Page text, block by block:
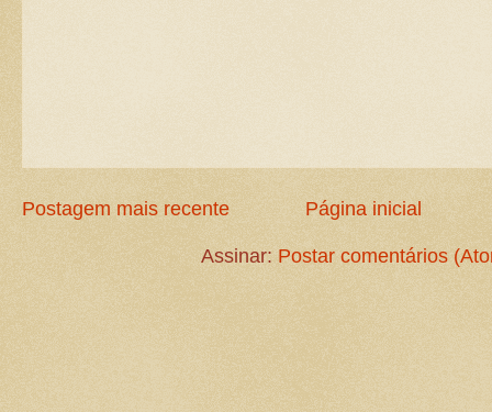
Postagem mais recente Página inicial
Assinar: Postar comentários